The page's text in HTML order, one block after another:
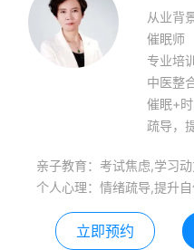
从业背
催眠师
专业培
中医整
催眠+
疏导，
亲子教育：考试焦虑,学习
个人心理：情绪疏导,提升
立即预约